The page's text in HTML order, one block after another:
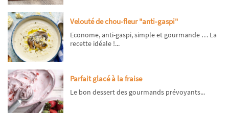
Velouté de chou-fleur "anti-gaspi"
Econome, anti-gaspi, simple et gourmande … La
recette idéale !...
Parfait glacé à la fraise
Le bon dessert des gourmands prévoyants...